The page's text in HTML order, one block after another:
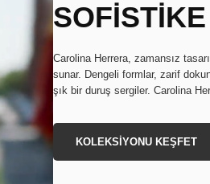
Carolina Herrera, zamansız
sunar. Dengeli formlar, zarif
şık bir duruş sergiler. Carolina
KOLEKSİYONU KEŞFET